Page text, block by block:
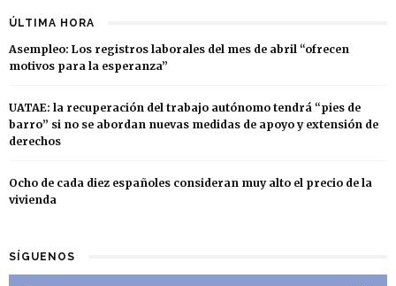
ÚLTIMA HORA
Asempleo: Los registros laborales del mes de abril “ofrecen
motivos para la esperanza”
UATAE: la recuperación del trabajo autónomo tendrá “pies de
barro” si no se abordan nuevas medidas de apoyo y extensión de
derechos
Ocho de cada diez españoles consideran muy alto el precio de la
vivienda
SÍGUENOS